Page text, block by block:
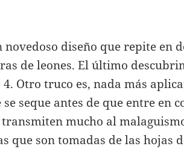
diseño que repite en
de leones. El último
Otro truco es, nada más
seque antes de que entre en
mucho al
que son tomadas de las hojas